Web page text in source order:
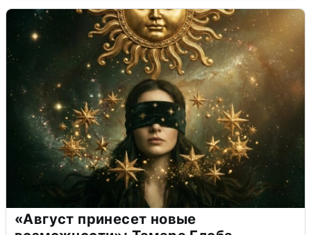
«Август принесет новые